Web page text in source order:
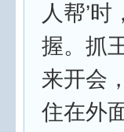
人帮’
握。抓
来开会
住在外